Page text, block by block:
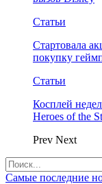
Статьи
Стартовала
покупку
Статьи
Косплей
Heroes of the
Prev Next
Самые последние